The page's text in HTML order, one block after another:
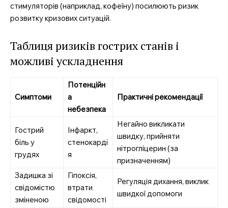
стимуляторів (наприклад, кофеїну) посилюють ризик
розвитку кризових ситуацій.
Таблиця ризиків гострих станів і
можливі ускладнення
Симптоми
Потенційн
а
небезпека
Практичні рекомендації
Гострий
біль у
грудях
Інфаркт,
стенокарді
я
Негайно викликати
швидку, прийняти
нітрогліцерин (за
призначенням)
Задишка зі
свідомістю
зміненою
Гіпоксія,
втрати
свідомості
Регуляція дихання, виклик
швидкої допомоги